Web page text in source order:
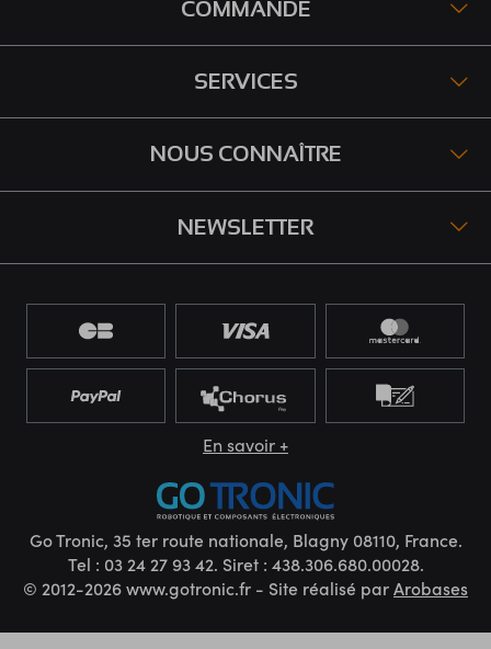
COMMANDE
SERVICES
NOUS CONNAÎTRE
NEWSLETTER
En savoir +
Go Tronic, 35 ter route nationale, Blagny 08110, France.
Tel : 03 24 27 93 42. Siret : 438.306.680.00028.
© 2012-2026 www.gotronic.fr - Site réalisé parArobases